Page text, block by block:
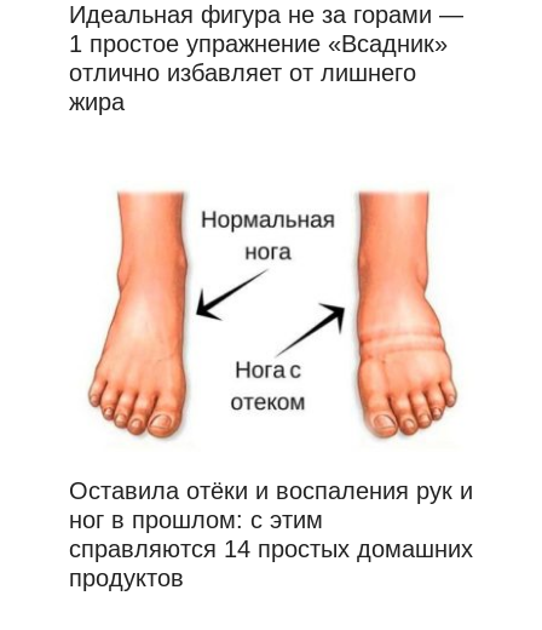
Идеальная фигура не за горами —
1 простое упражнение «Всадник»
отлично избавляет от лишнего
жира
Оставила отёки и воспаления рук и
ног в прошлом: с этим
справляются 14 простых домашних
продуктов